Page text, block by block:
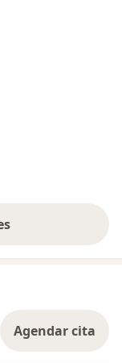
Agendar cita